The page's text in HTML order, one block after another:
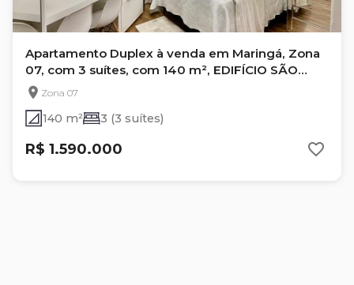
Apartamento Duplex à venda em Maringá, Zona
07, com 3 suítes, com 140 m², EDIFÍCIO SÃO
MIGUEL
Zona 07
140 m² 3 (3 suítes)
R$ 1.590.000